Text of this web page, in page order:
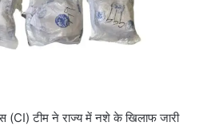
(CI) टीम ने राज्य में नशे के खिलाफ जारी